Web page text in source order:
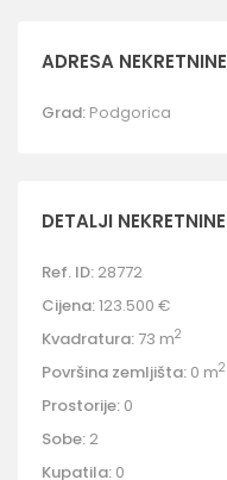
ADRESA NEKRETNINE
Grad: Podgorica
DETALJI NEKRETNINE
Ref. ID: 28772
Cijena:123.500 €
Kvadratura: 73 m2
Površina zemljišta: 0 m2
Prostorije: 0
Sobe: 2
Kupatila: 0